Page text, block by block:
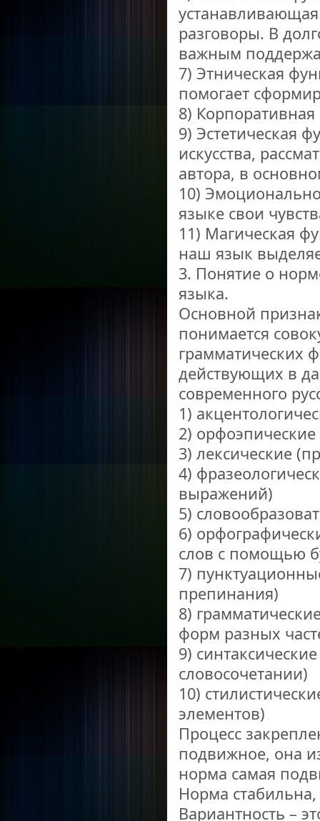
разговоры. В
важным
7) Этническая
помогает
8)
9) Эстетическая
искусства,
автора, в
10)
языке свои
11) Магическая
наш язык
3. Понятие о
языка.
Основной
понимается
грамматических
действующих в
современного
1)
2) орфоэпические
3) лексические
4)
выражений)
5)
6)
слов с помощью
7)
препинания)
8)
форм разных
9)
словосочетании)
10)
элементов)
Процесс
подвижное, она
норма самая
Норма
Вариантность –